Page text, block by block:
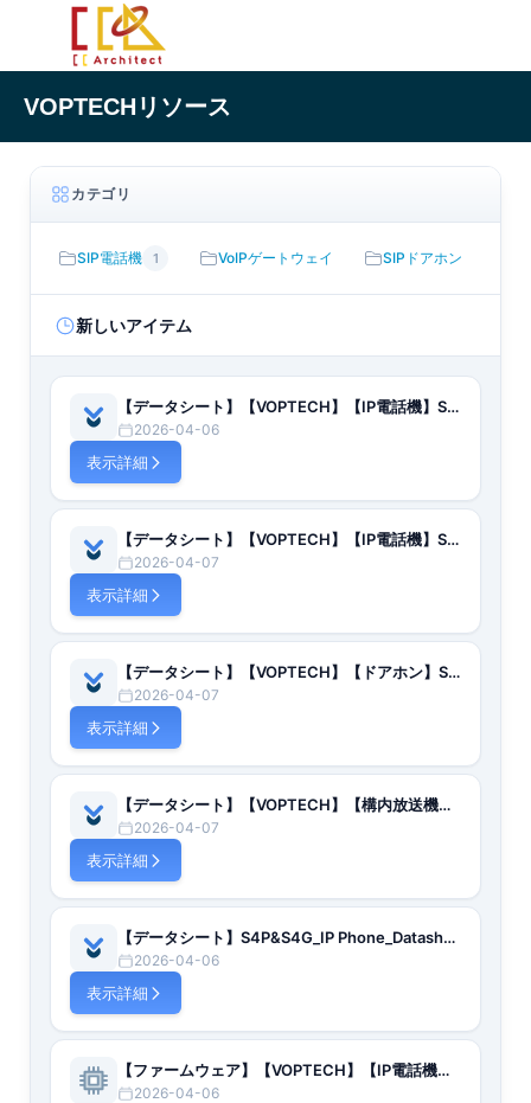
VOPTECHリソース
カテゴリ
SIP電話機 1 VoIPゲートウェイ SIPドアホン
新しいアイテム
【データシート】【VOPTECH】【IP電話機】S2P【英語】
2026-04-06
表示詳細
【データシート】【VOPTECH】【IP電話機】S4P/S4G【英語】
2026-04-07
表示詳細
【データシート】【VOPTECH】【ドアホン】SD30【英語】
2026-04-07
表示詳細
【データシート】【VOPTECH】【構内放送機器】SPA2【英語】
2026-04-07
表示詳細
【データシート】S4P&S4G_IP Phone_Datasheet_en【英語】
2026-04-06
表示詳細
【ファームウェア】【VOPTECH】【IP電話機】S2P（2.4.0.5545）
2026-04-06